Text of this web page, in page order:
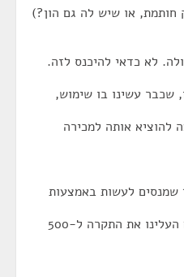
חותמת, או שיש לה גם הון?)
לא כדאי להיכנס לזה.
שכבר עשינו בו שימוש,
להוציא אותה למכירה
שמנסים לעשות באמצעות
ערבויות מדינה למפעלים, והיום העלינו את התקרה ל-500